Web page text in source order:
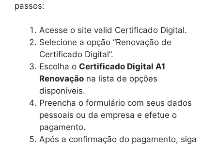
passos:
Acesse o site valid Certificado Digital.
Selecione a opção “Renovação de
Certificado Digital”.
Escolha o Certificado Digital A1
Renovação na lista de opções
disponíveis.
Preencha o formulário com seus dados
pessoais ou da empresa e efetue o
pagamento.
Após a confirmação do pagamento, siga